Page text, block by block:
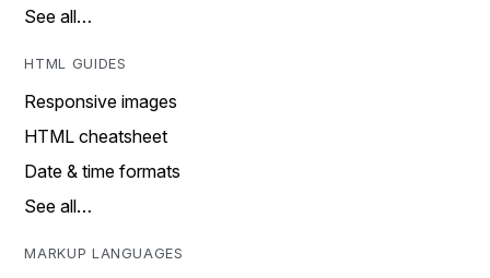
See all…
HTML GUIDES
Responsive images
HTML cheatsheet
Date & time formats
See all…
MARKUP LANGUAGES